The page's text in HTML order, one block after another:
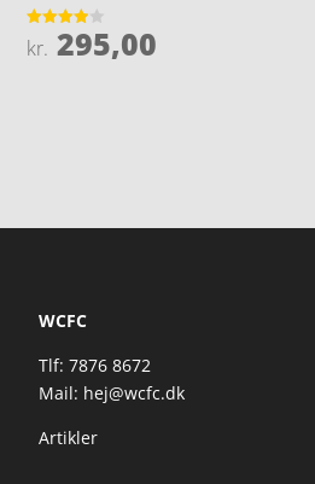
Vurderet
3.9
kr. 295,00
WCFC
Tlf: 7876 8672
Mail: hej@wcfc.dk
Artikler